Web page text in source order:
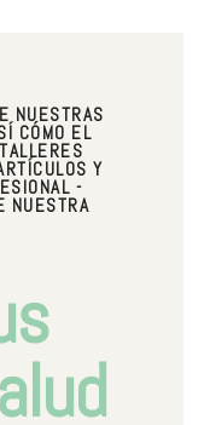
NUESTRAS
CÓMO EL
Y
-
NUESTRA